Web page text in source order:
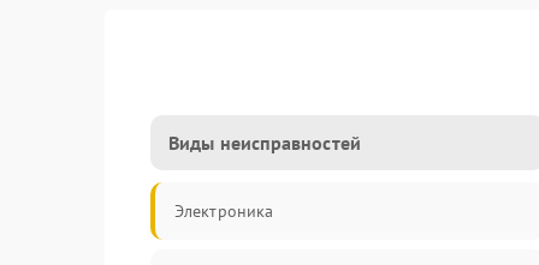
Виды неисправностей
Электроника